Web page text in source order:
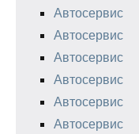
Автосервис
Автосервис
Автосервис
Автосервис
Автосервис
Автосервис